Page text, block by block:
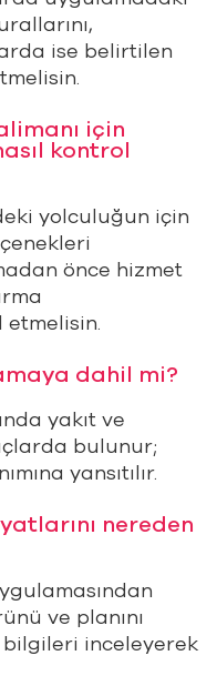
ise belirtilen
için
kontrol
yolculuğun için
önce hizmet
dahil mi?
yakıt ve
bulunur;
yansıtılır.
nereden
ve planını
inceleyerek